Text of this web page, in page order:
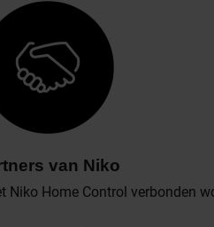
van Niko
Niko Home Control verbonden